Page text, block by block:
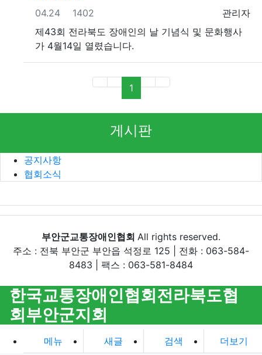
등록자
관리자
등록일
04.24 조회
1402
제43회 전라북도 장애인의 날 기념식 및 문화행사
가 4월14일 열렸습니다.
1(current)
게시판
공지사항
협회소식
부안군교통장애인협회 All rights reserved.
주소 : 전북 부안군 부안읍 석정로 125 | 전화 : 063-584-
8483 | 팩스 : 063-581-8484
한국교통장애인협회전라북도협
회부안군지회
메뉴 새글 검색 더보기